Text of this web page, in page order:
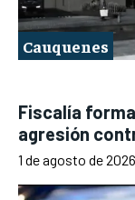
Cauquenes
Fiscalía
agresión
1 de agosto de 2026